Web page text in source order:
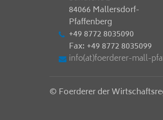
84066 Mallersdorf-
Pfaffenberg
+49 8772 8035090
Fax: +49 8772 8035099
info(at)foerderer-mall-
© Foerderer der